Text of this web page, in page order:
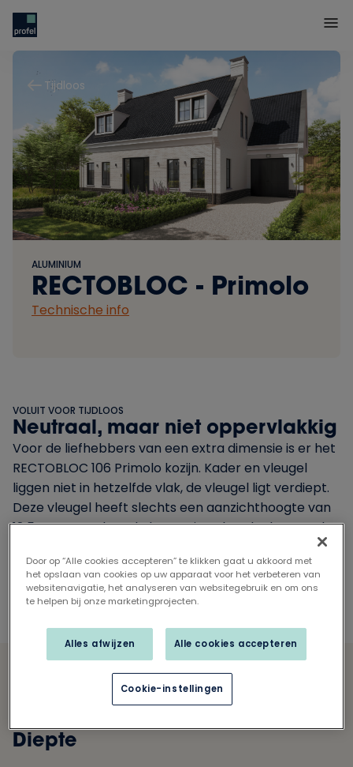
Tijdloos
ALUMINIUM
RECTOBLOC - Primolo
Technische info
VOLUIT VOOR TIJDLOOS
Neutraal, maar niet oppervlakkig
Voor de liefhebbers van een extra dimensie is er het
RECTOBLOC 106 Primolo kozijn. Kader en vleugel
liggen niet in hetzelfde vlak, de vleugel ligt verdiept.
Deze vleugel heeft slechts een aanzichthoogte van
18,5 mm waardoor de benaming ultraslank meer dan
terecht is. De RECTOBLOC kader zorgt voor een iets
minder discrete, maar even elegante uitstraling.
Technische info
Diepte
Door op “Alle cookies accepteren” te klikken gaat u akkoord met
het opslaan van cookies op uw apparaat voor het verbeteren van
websitenavigatie, het analyseren van websitegebruik en om ons
te helpen bij onze marketingprojecten.
Alles afwijzen Alle cookies accepteren
Cookie-instellingen